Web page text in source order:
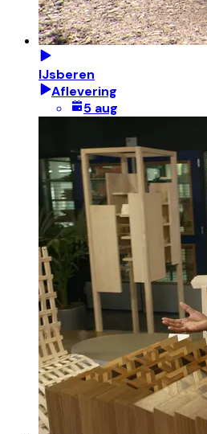
IJsberen
Aflevering
5 aug